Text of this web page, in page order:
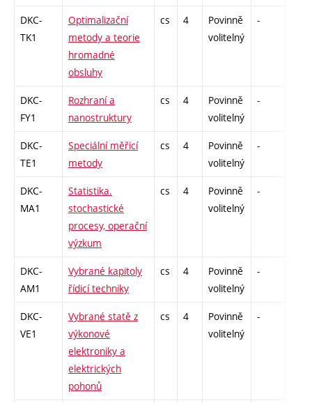
DKC-
TK1
Optimalizační
metody a teorie
hromadné
obsluhy
cs 4
Povinně
volitelný
-
DKC-
FY1
Rozhraní a
nanostruktury
cs 4
Povinně
volitelný
-
DKC-
TE1
Speciální měřicí
metody
cs 4
Povinně
volitelný
-
DKC-
MA1
Statistika.
stochastické
procesy, operační
výzkum
cs 4
Povinně
volitelný
-
DKC-
AM1
Vybrané kapitoly
řídicí techniky
cs 4
Povinně
volitelný
-
DKC-
VE1
Vybrané statě z
výkonové
elektroniky a
elektrických
pohonů
cs 4
Povinně
volitelný
-